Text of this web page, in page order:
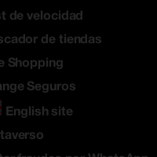
de velocidad
de tiendas
Shopping
Seguros
English site